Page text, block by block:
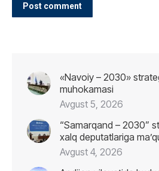
Post comment
«Navoiy – 2030»
muhokamasi
Avgust 5, 2026
“Samarqand – 2030”
xalq deputatlariga
Avgust 4, 2026